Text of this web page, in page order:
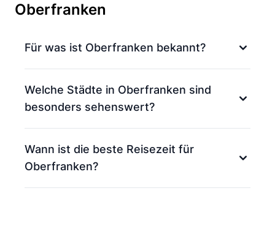
Oberfranken
Für was ist Oberfranken bekannt?
Welche Städte in Oberfranken sind
besonders sehenswert?
Wann ist die beste Reisezeit für
Oberfranken?